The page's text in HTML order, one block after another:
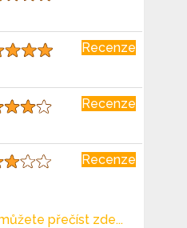
Recenze
Recenze
Recenze
přečíst zde...